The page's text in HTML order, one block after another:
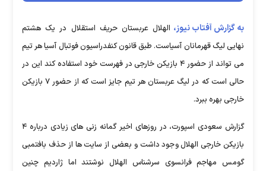
به گزارش آفتاب نیوز، الهلال عربستان حریف استقلال در یک هشتم
نهایی لیگ قهرمانان آسیاست. طبق قانون کنفدراسیون فوتبال آسیا هر تیم
می تواند از حضور ۴ بازیکن خارجی در فهرست خود استفاده کند این در
حالی است که در لیگ عربستان هر تیم جایز است که از حضور ۷ بازیکن
خارجی بهره ببرد.
گزارش سعودی اسپورت، در روزهای اخیر گمانه زنی های زیادی درباره ۴
بازیکن خارجی الهلال وجود داشت و بعضی از سایت ها از حذف بافتمبی
گومس مهاجم فرانسوی سرشناس الهلال نوشتند اما ژاردیم چنین